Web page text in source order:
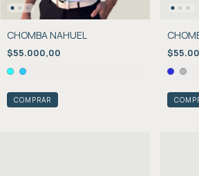
CHOMBA NAHUEL
$55.000,00
COMPRAR